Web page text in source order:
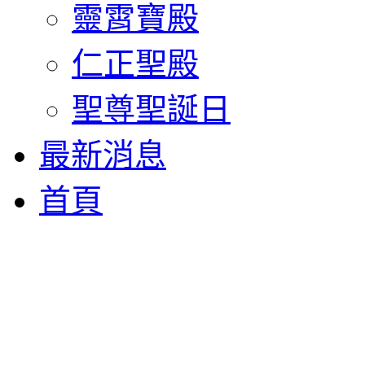
靈霄寶殿
仁正聖殿
聖尊聖誕日
最新消息
首頁